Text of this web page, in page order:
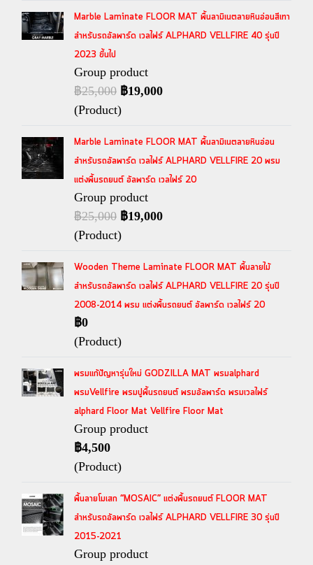
Marble Laminate FLOOR MAT พื้นลามิเนตลายหินอ่อนสีเทา
สำหรับรถอัลพาร์ด เวลไฟร์ ALPHARD VELLFIRE 40 รุ่นปี
2023 ขึ้นไป
Group product
฿25,000 ฿19,000
(Product)
Marble Laminate FLOOR MAT พื้นลามิเนตลายหินอ่อน
สำหรับรถอัลพาร์ด เวลไฟร์ ALPHARD VELLFIRE 20 พรม
แต่งพื้นรถยนต์ อัลพาร์ด เวลไฟร์ 20
Group product
฿25,000 ฿19,000
(Product)
Wooden Theme Laminate FLOOR MAT พื้นลายไม้
สำหรับรถอัลพาร์ด เวลไฟร์ ALPHARD VELLFIRE 20 รุ่นปี
2008-2014 พรม แต่งพื้นรถยนต์ อัลพาร์ด เวลไฟร์ 20
฿0
(Product)
พรมแก้ปัญหารุ่นใหม่ GODZILLA MAT พรมalphard
พรมVellfire พรมปูพื้นรถยนต์ พรมอัลพาร์ด พรมเวลไฟร์
alphard Floor Mat Vellfire Floor Mat
Group product
฿4,500
(Product)
พื้นลายโมเสก “MOSAIC” แต่งพื้นรถยนต์ FLOOR MAT
สำหรับรถอัลพาร์ด เวลไฟร์ ALPHARD VELLFIRE 30 รุ่นปี
2015-2021
Group product